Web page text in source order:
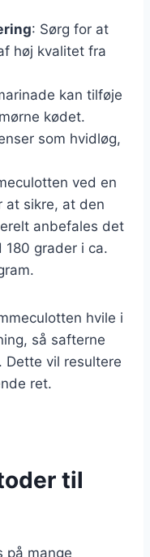
: Sørg for at
høj kvalitet fra
kan tilføje
kødet.
som hvidløg,
ved en
at sikre, at den
anbefales det
180 grader i ca.
hvile i
så safterne
vil resultere
ret.
til
på mange